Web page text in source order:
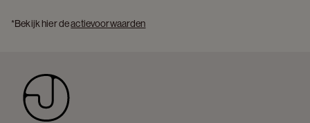
*Bekijk hier de actievoorwaarden